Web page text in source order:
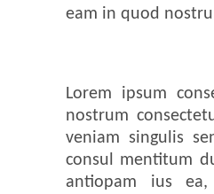
eam in quod
Lorem ipsum
nostrum
veniam singulis
consul mentitum
antiopam ius